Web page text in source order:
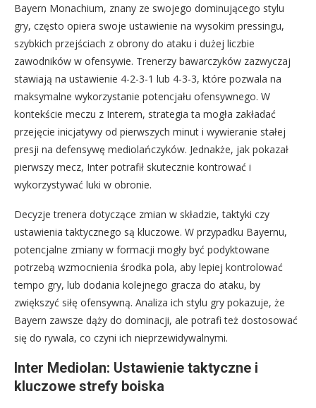
Bayern Monachium, znany ze swojego dominującego stylu
gry, często opiera swoje ustawienie na wysokim pressingu,
szybkich przejściach z obrony do ataku i dużej liczbie
zawodników w ofensywie. Trenerzy bawarczyków zazwyczaj
stawiają na ustawienie 4-2-3-1 lub 4-3-3, które pozwala na
maksymalne wykorzystanie potencjału ofensywnego. W
kontekście meczu z Interem, strategia ta mogła zakładać
przejęcie inicjatywy od pierwszych minut i wywieranie stałej
presji na defensywę mediolańczyków. Jednakże, jak pokazał
pierwszy mecz, Inter potrafił skutecznie kontrować i
wykorzystywać luki w obronie.
Decyzje trenera dotyczące zmian w składzie, taktyki czy
ustawienia taktycznego są kluczowe. W przypadku Bayernu,
potencjalne zmiany w formacji mogły być podyktowane
potrzebą wzmocnienia środka pola, aby lepiej kontrolować
tempo gry, lub dodania kolejnego gracza do ataku, by
zwiększyć siłę ofensywną. Analiza ich stylu gry pokazuje, że
Bayern zawsze dąży do dominacji, ale potrafi też dostosować
się do rywala, co czyni ich nieprzewidywalnymi.
Inter Mediolan: Ustawienie taktyczne i
kluczowe strefy boiska